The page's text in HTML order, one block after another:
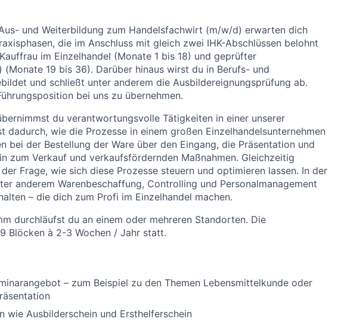
und Weiterbildung zum Handelsfachwirt (m/w/d) erwarten dich
die im Anschluss mit gleich zwei IHK-Abschlüssen belohnt
im Einzelhandel (Monate 1 bis 18) und geprüfter
19 bis 36). Darüber hinaus wirst du in Berufs- und
und schließt unter anderem die Ausbildereignungsprüfung ab.
bei uns zu übernehmen.
du verantwortungsvolle Tätigkeiten in einer unserer
dadurch, wie die Prozesse in einem großen Einzelhandelsunternehmen
bei der Bestellung der Ware über den Eingang, die Präsentation und
zum Verkauf und verkaufsfördernden Maßnahmen. Gleichzeitig
Frage, wie sich diese Prozesse steuern und optimieren lassen. In der
anderem Warenbeschaffung, Controlling und Personalmanagement
– die dich zum Profi im Einzelhandel machen.
durchläufst du an einem oder mehreren Standorten. Die
Blöcken à 2-3 Wochen / Jahr statt.
– zum Beispiel zu den Themen Lebensmittelkunde oder
wie Ausbilderschein und Ersthelferschein